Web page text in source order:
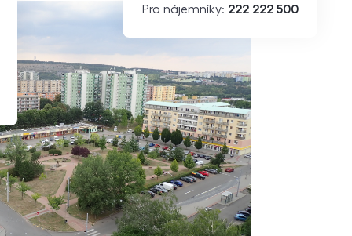
Pro nájemníky: 222 222 500